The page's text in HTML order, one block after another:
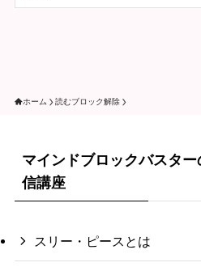
ホーム 読むブロック解除
マインドブロックバスタ
信講座
スリー・ピースとは